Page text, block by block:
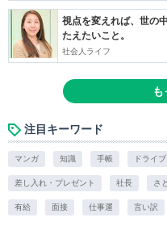
視点を変えれば、世の
たえたいこと。
社会人ライフ
も
注目キーワード
マンガ 知識 手帳 ドライブ
差し入れ・プレゼント 社長 さ
有給 面接 仕事運 言い訳